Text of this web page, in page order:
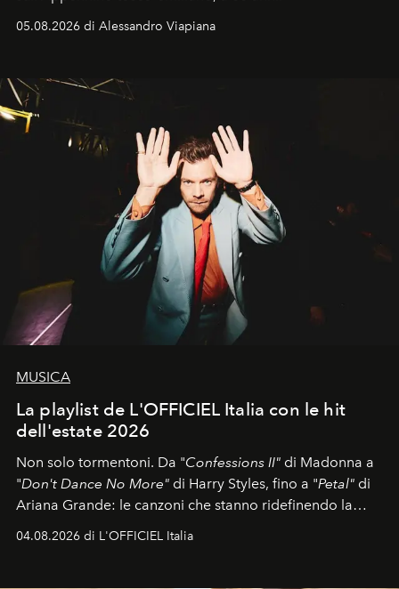
05.08.2026 di Alessandro Viapiana
MUSICA
La playlist de L'OFFICIEL Italia con le hit
dell'estate 2026
Non solo tormentoni. Da "Confessions II" di Madonna a
"Don't Dance No More" di Harry Styles, fino a "Petal" di
Ariana Grande: le canzoni che stanno ridefinendo la
colonna sonora della stagione.
04.08.2026 di L'OFFICIEL Italia